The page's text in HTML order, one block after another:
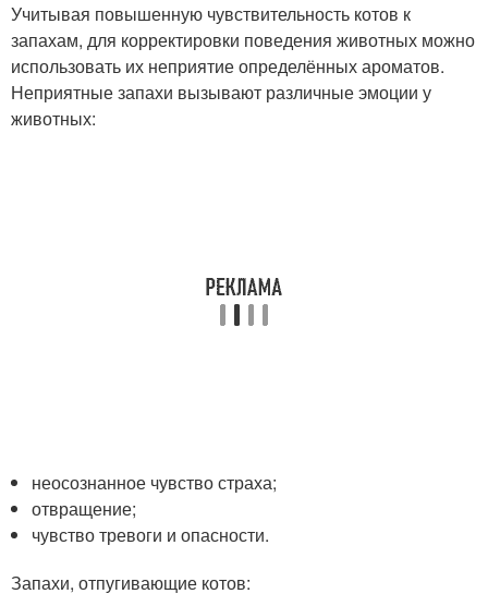
Учитывая повышенную чувствительность котов к
запахам, для корректировки поведения животных можно
использовать их неприятие определённых ароматов.
Неприятные запахи вызывают различные эмоции у
животных:
неосознанное чувство страха;
отвращение;
чувство тревоги и опасности.
Запахи, отпугивающие котов: